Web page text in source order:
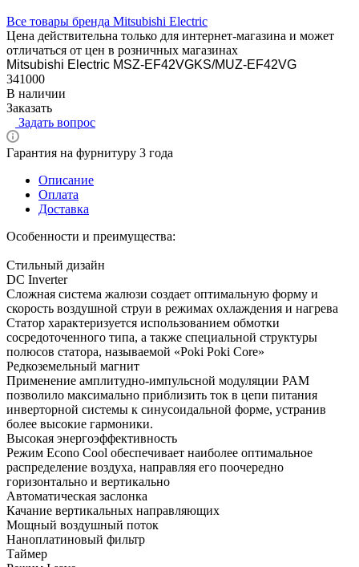
Все товары бренда Mitsubishi Electric
Цена действительна только для интернет-магазина и может
отличаться от цен в розничных магазинах
Mitsubishi Electric MSZ-EF42VGKS/MUZ-EF42VG
341000
В наличии
Заказать
Задать вопрос
Гарантия на фурнитуру 3 года
Описание
Оплата
Доставка
Особенности и преимущества:
Стильный дизайн
DC Inverter
Сложная система жалюзи создает оптимальную форму и
скорость воздушной струи в режимах охлаждения и нагрева
Статор характеризуется использованием обмотки
сосредоточенного типа, а также специальной структуры
полюсов статора, называемой «Poki Poki Core»
Редкоземельный магнит
Применение амплитудно-импульсной модуляции PAM
позволило максимально приблизить ток в цепи питания
инверторной системы к синусоидальной форме, устранив
более высокие гармоники.
Высокая энергоэффективность
Режим Econo Cool обеспечивает наиболее оптимальное
распределение воздуха, направляя его поочередно
горизонтально и вертикально
Автоматическая заслонка
Качание вертикальных направляющих
Мощный воздушный поток
Наноплатиновый фильтр
Таймер